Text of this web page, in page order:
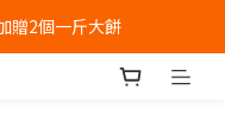
淋冷凍宅配)
贈2個一斤大餅
淋冷凍宅配)